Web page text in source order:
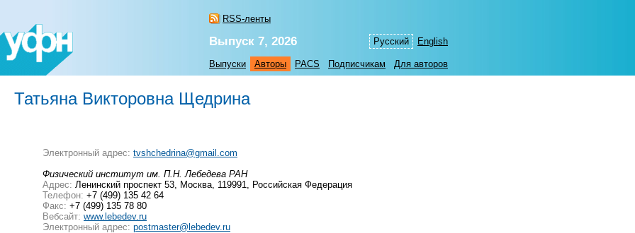
RSS-ленты
Русский English
Выпуск 7, 2026
Выпуски Авторы PACS Подписчикам Для авторов
Татьяна Викторовна Щедрина
Электронный адрес: tvshchedrina@gmail.com
Физический институт им. П.Н. Лебедева РАН
Адрес: Ленинский проспект 53, Москва, 119991, Российская Федерация
Телефон: +7 (499) 135 42 64
Факс: +7 (499) 135 78 80
Вебсайт: www.lebedev.ru
Электронный адрес: postmaster@lebedev.ru